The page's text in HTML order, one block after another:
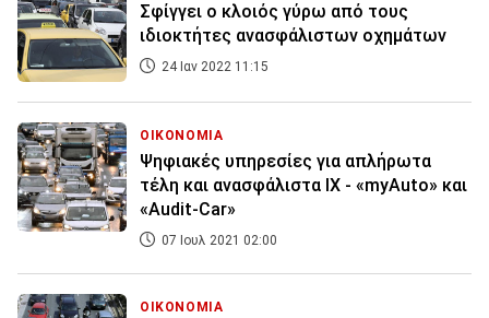
Σφίγγει ο κλοιός γύρω από τους
ιδιοκτήτες ανασφάλιστων οχημάτων
24 Ιαν 2022 11:15
ΟΙΚΟΝΟΜΙΑ
Ψηφιακές υπηρεσίες για απλήρωτα
τέλη και ανασφάλιστα ΙΧ - «myAuto» και
«Audit-Car»
07 Ιουλ 2021 02:00
ΟΙΚΟΝΟΜΙΑ